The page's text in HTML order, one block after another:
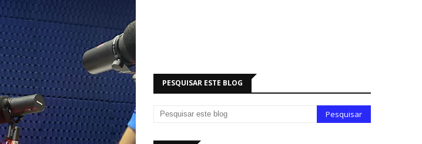
PESQUISAR ESTE BLOG